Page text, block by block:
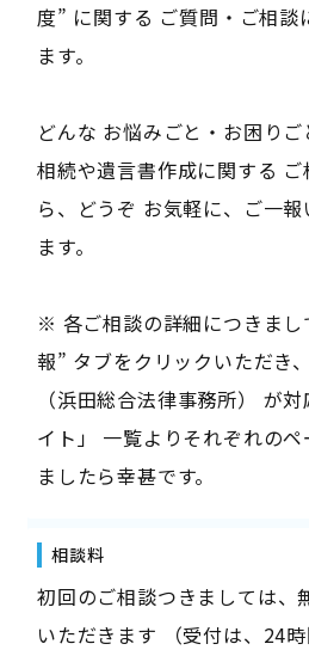
度” に関する ご質問・ご相談
ます。
どんな お悩みごと・お困り
相続や遺言書作成に関する
ら、どうぞ お気軽に、ご一
ます。
※ 各ご相談の詳細につきまし
報” タブをクリックいただき
（浜田総合法律事務所） が
イト」 一覧よりそれぞれの
ましたら幸甚です。
相談料
初回のご相談つきましては、
いただきます （受付は、24時